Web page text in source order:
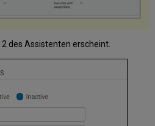
2 des Assistenten erscheint.